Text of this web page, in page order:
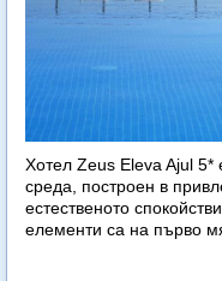
Хотел Zeus Eleva Ajul
среда, построен в
естественото
елементи са на първо